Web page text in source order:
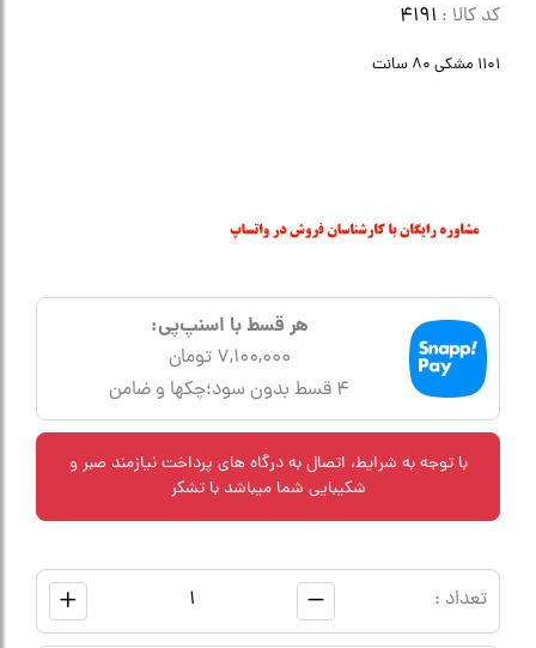
کد کالا : 4191
1101 مشکی 80 سانت
تعداد :
با توجه به شرایط، اتصال به درگاه های پرداخت نیازمند صبر و
شکیبایی شما میباشد با تشکر
هر قسط با اسنپ‌پی:
7,100,000 تومان
۴ قسط بدون سود؛چکها و ضامن